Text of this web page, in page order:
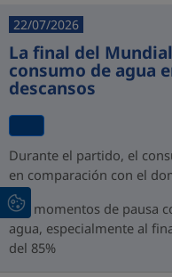
22/07/2026
La final del
consumo de agua
descansos
Durante el partido, el
en comparación con el
Los momentos de pausa
agua, especialmente al
del 85%